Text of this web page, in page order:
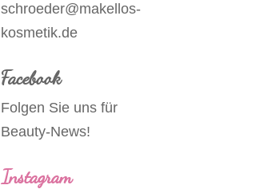
schroeder@makellos-
kosmetik.de
Facebook
Folgen Sie uns für
Beauty-News!
Instagram